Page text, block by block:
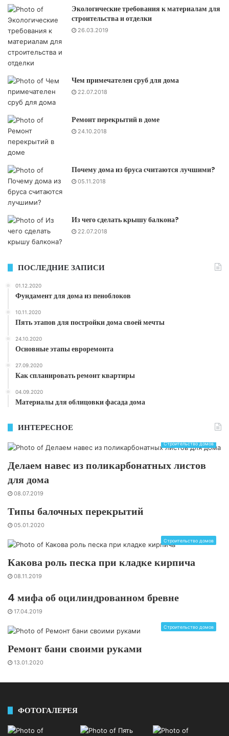
Экологические требования к материалам для
строительства и отделки
26.03.2019
Чем примечателен сруб для дома
22.07.2018
Ремонт перекрытий в доме
24.10.2018
Почему дома из бруса считаются лучшими?
05.11.2018
Из чего сделать крышу балкона?
22.07.2018
ПОСЛЕДНИЕ ЗАПИСИ
01.12.2020
Фундамент для дома из пеноблоков
10.11.2020
Пять этапов для постройки дома своей мечты
24.10.2020
Основные этапы евроремонта
27.09.2020
Как спланировать ремонт квартиры
04.09.2020
Материалы для облицовки фасада дома
ИНТЕРЕСНОЕ
Строительство домов
Делаем навес из поликарбонатных листов
для дома
08.07.2019
Типы балочных перекрытий
05.01.2020
Строительство домов
Какова роль песка при кладке кирпича
08.11.2019
4 мифа об оцилиндрованном бревне
17.04.2019
Строительство домов
Ремонт бани своими руками
13.01.2020
ФОТОГАЛЕРЕЯ